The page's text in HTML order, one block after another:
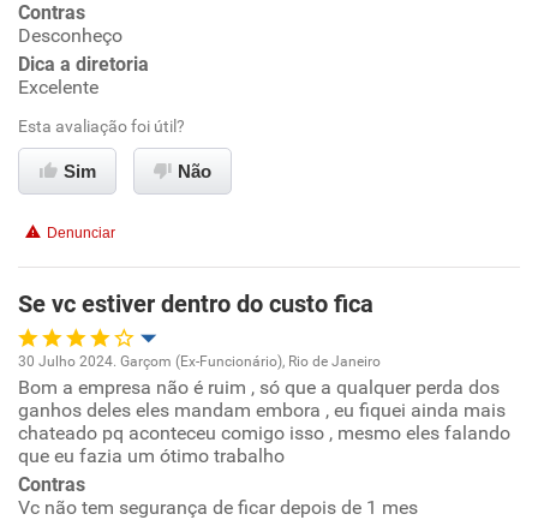
Conciliação com a vida familiar
Benefícios
Recomenda esta empresa
Recomenda a diretoria
Contras
Desconheço
Dica a diretoria
Excelente
Esta avaliação foi útil?
Sim Não
Denunciar
Se vc estiver dentro do custo fica
Oportunidade de promoção
Ambiente de trabalho
Conciliação com a vida familiar
30 Julho 2024. Garçom (Ex-Funcionário), Rio de Janeiro
Bom a empresa não é ruim , só que a qualquer perda dos
ganhos deles eles mandam embora , eu fiquei ainda mais
chateado pq aconteceu comigo isso , mesmo eles falando
que eu fazia um ótimo trabalho
Contras
Vc não tem segurança de ficar depois de 1 mes